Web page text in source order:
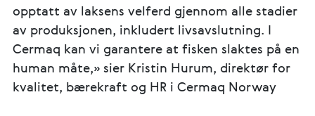
opptatt av laksens velferd gjennom alle stadier
av produksjonen, inkludert livsavslutning. I
Cermaq kan vi garantere at fisken slaktes på en
human måte,» sier Kristin Hurum, direktør for
kvalitet, bærekraft og HR i Cermaq Norway